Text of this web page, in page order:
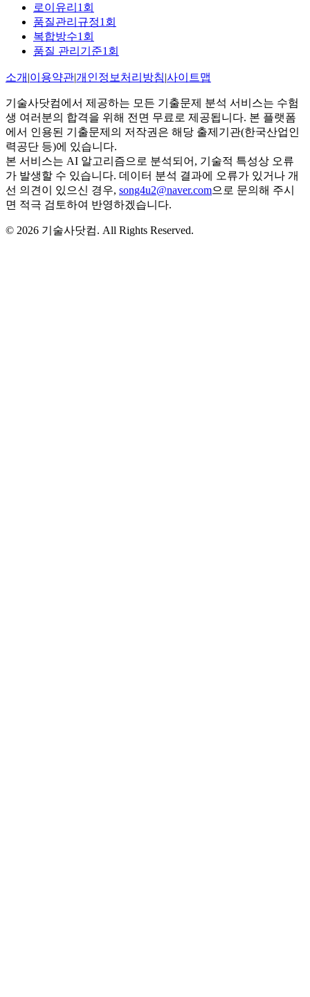
로이유리 1 회
품질관리규정1 회
복합방수1 회
품질 관리기준1 회
소개 |이용약관|개인정보처리방침|사이트맵
기술사닷컴에서 제공하는 모든 기출문제 분석 서비스는 수험
생 여러분의 합격을 위해 전면 무료로 제공됩니다. 본 플랫폼
에서 인용된 기출문제의 저작권은 해당 출제기관(한국산업인
력공단 등)에 있습니다.
본 서비스는 AI 알고리즘으로 분석되어, 기술적 특성상 오류
가 발생할 수 있습니다. 데이터 분석 결과에 오류가 있거나 개
선 의견이 있으신 경우, song4u2@naver.com으로 문의해 주시
면 적극 검토하여 반영하겠습니다.
© 2026 기술사닷컴. All Rights Reserved.